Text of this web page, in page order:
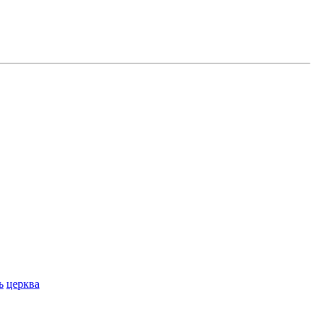
церква